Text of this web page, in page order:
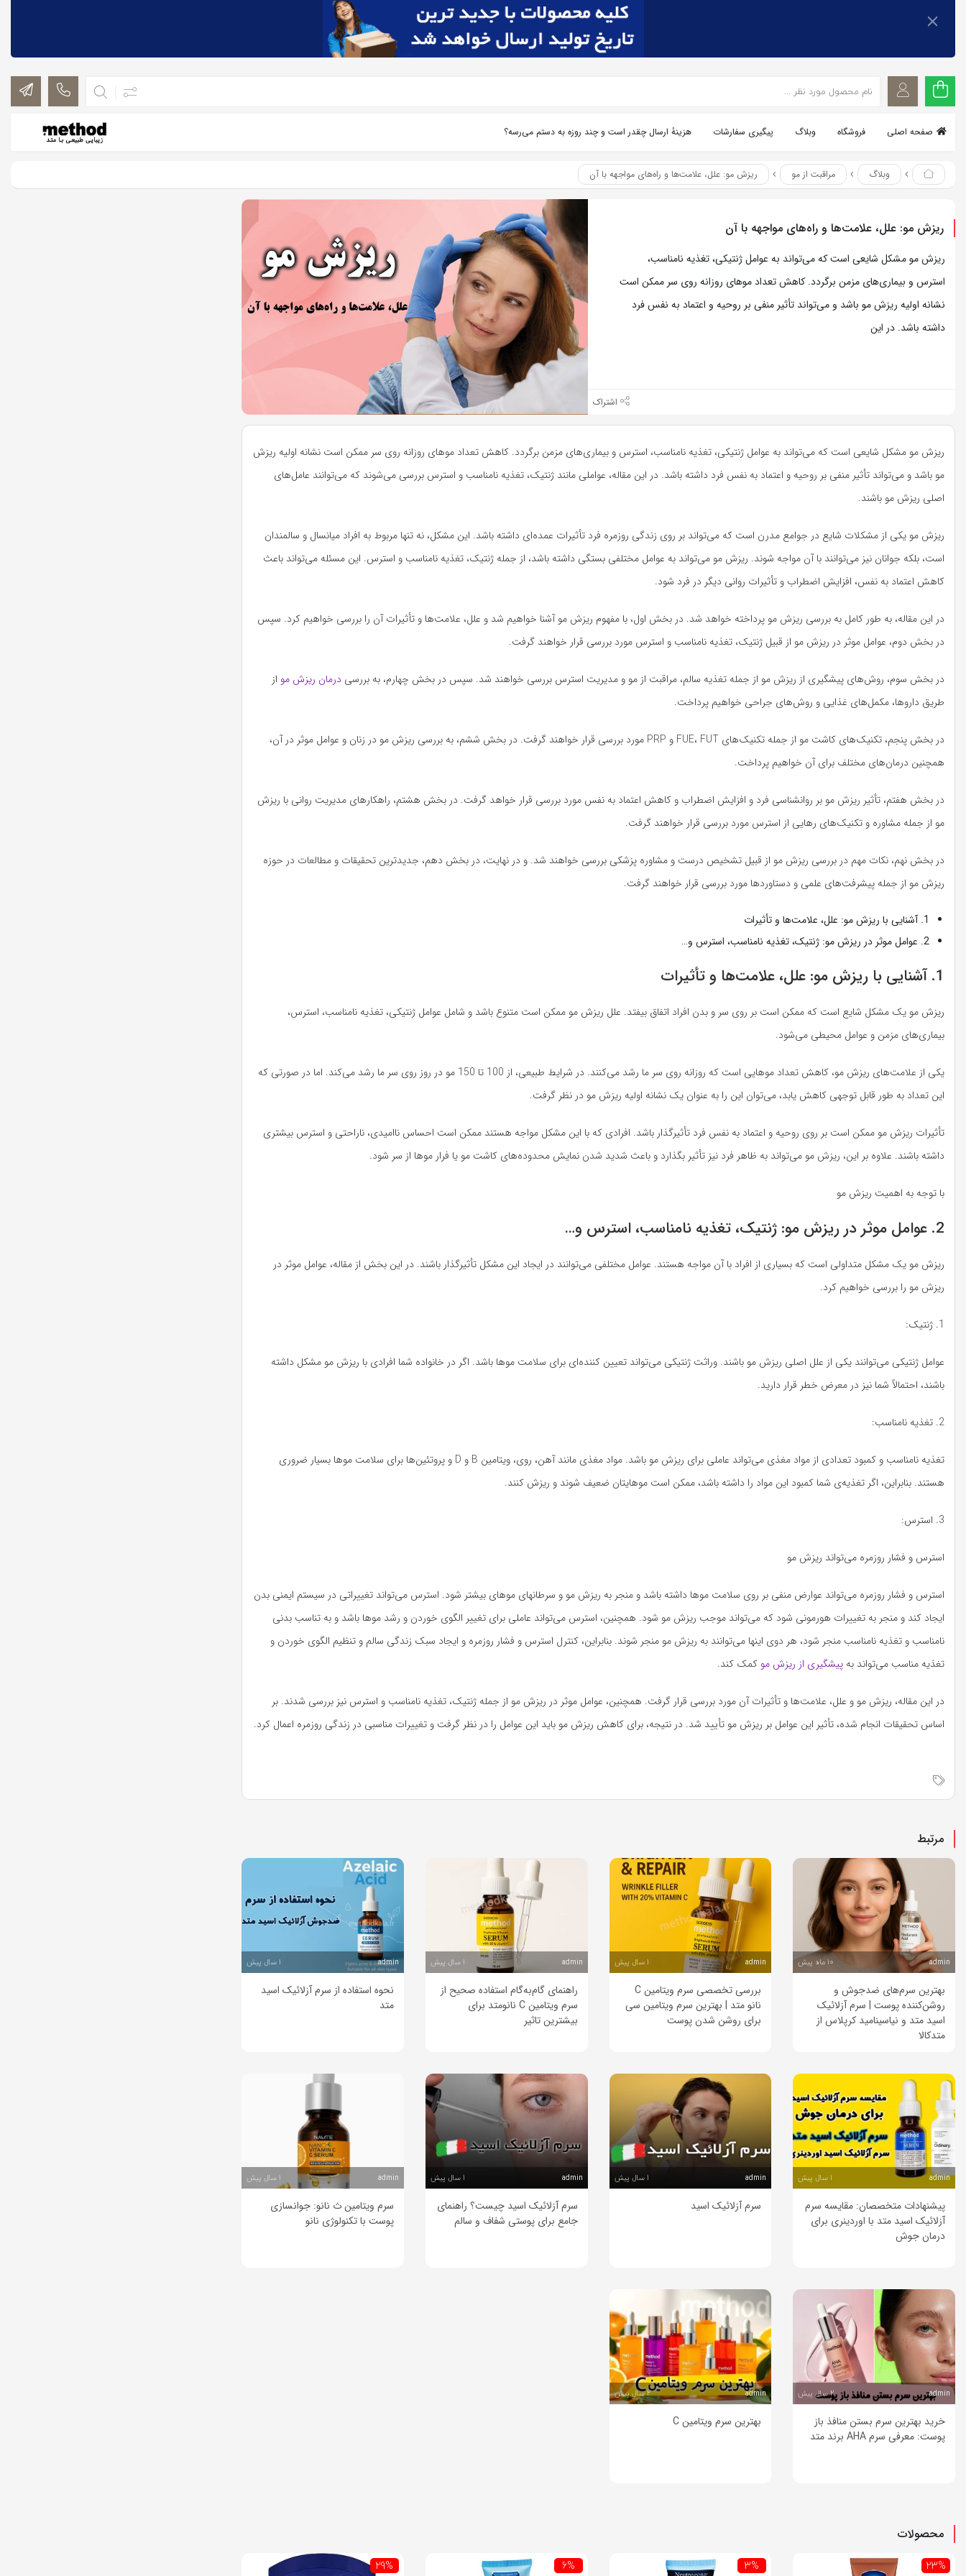
اشتراک گذاری
با استفاده از روش‌های زیر می‌توانید این صفحه را با دوستان خود
به اشتراک بگذارید.
صفحه اصلی
فروشگاه وبلاگ پیگیری سفارشات هزینهٔ ارسال چقدر است و چند روزه به دستم می‌رسه؟
وبلاگ مراقبت از مو ریزش مو: علل، علامت‌ها و راه‌های مواجهه با آن
ریزش مو: علل، علامت‌ها و راه‌های مواجهه با آن
ریزش مو مشکل شایعی است که می‌تواند به عوامل ژنتیکی، تغذیه نامناسب،
استرس و بیماری‌های مزمن برگردد. کاهش تعداد موهای روزانه روی سر ممکن است
نشانه اولیه ریزش مو باشد و می‌تواند تأثیر منفی بر روحیه و اعتماد به نفس فرد
داشته باشد. در این
اشتراک گذاری
با استفاده از روش‌های زیر می‌توانید این صفحه را با دوستان خود به
اشتراک بگذارید.
ریزش مو مشکل شایعی است که می‌تواند به عوامل ژنتیکی، تغذیه نامناسب، استرس و بیماری‌های مزمن برگردد. کاهش تعداد موهای روزانه روی سر ممکن است نشانه اولیه ریزش
مو باشد و می‌تواند تأثیر منفی بر روحیه و اعتماد به نفس فرد داشته باشد. در این مقاله، عواملی مانند ژنتیک، تغذیه نامناسب و استرس بررسی می‌شوند که می‌توانند عامل‌های
اصلی ریزش مو باشند.
ریزش مو یکی از مشکلات شایع در جوامع مدرن است که می‌تواند بر روی زندگی روزمره فرد تأثیرات عمده‌ای داشته باشد. این مشکل، نه تنها مربوط به افراد میانسال و سالمندان
است، بلکه جوانان نیز می‌توانند با آن مواجه شوند. ریزش مو می‌تواند به عوامل مختلفی بستگی داشته باشد، از جمله ژنتیک، تغذیه نامناسب و استرس. این مسئله می‌تواند باعث
کاهش اعتماد به نفس، افزایش اضطراب و تأثیرات روانی دیگر در فرد شود.
در این مقاله، به طور کامل به بررسی ریزش مو پرداخته خواهد شد. در بخش اول، با مفهوم ریزش مو آشنا خواهیم شد و علل، علامت‌ها و تأثیرات آن را بررسی خواهیم کرد. سپس
در بخش دوم، عوامل موثر در ریزش مو از قبیل ژنتیک، تغذیه نامناسب و استرس مورد بررسی قرار خواهند گرفت.
در بخش سوم، روش‌های پیشگیری از ریزش مو از جمله تغذیه سالم، مراقبت از مو و مدیریت استرس بررسی خواهند شد. سپس در بخش چهارم، به بررسی درمان ریزش مو از
طریق داروها، مکمل‌های غذایی و روش‌های جراحی خواهیم پرداخت.
در بخش پنجم، تکنیک‌های کاشت مو از جمله تکنیک‌های FUE، FUT و PRP مورد بررسی قرار خواهند گرفت. در بخش ششم، به بررسی ریزش مو در زنان و عوامل موثر در آن،
همچنین درمان‌های مختلف برای آن خواهیم پرداخت.
در بخش هفتم، تأثیر ریزش مو بر روانشناسی فرد و افزایش اضطراب و کاهش اعتماد به نفس مورد بررسی قرار خواهد گرفت. در بخش هشتم، راهکارهای مدیریت روانی با ریزش
مو از جمله مشاوره و تکنیک‌های رهایی از استرس مورد بررسی قرار خواهند گرفت.
در بخش نهم، نکات مهم در بررسی ریزش مو از قبیل تشخیص درست و مشاوره پزشکی بررسی خواهند شد. و در نهایت، در بخش دهم، جدیدترین تحقیقات و مطالعات در حوزه
ریزش مو از جمله پیشرفت‌های علمی و دستاوردها مورد بررسی قرار خواهند گرفت.
1. آشنایی با ریزش مو: علل، علامت‌ها و تأثیرات
2. عوامل موثر در ریزش مو: ژنتیک، تغذیه نامناسب، استرس و…
1. آشنایی با ریزش مو: علل، علامت‌ها و تأثیرات
ریزش مو یک مشکل شایع است که ممکن است بر روی سر و بدن افراد اتفاق بیفتد. علل ریزش مو ممکن است متنوع باشد و شامل عوامل ژنتیکی، تغذیه نامناسب، استرس،
بیماری‌های مزمن و عوامل محیطی می‌شود.
یکی از علامت‌های ریزش مو، کاهش تعداد موهایی است که روزانه روی سر ما رشد می‌کنند. در شرایط طبیعی، از 100 تا 150 مو در روز روی سر ما رشد می‌کند. اما در صورتی که
این تعداد به طور قابل توجهی کاهش یابد، می‌توان این را به عنوان یک نشانه اولیه ریزش مو در نظر گرفت.
تأثیرات ریزش مو ممکن است بر روی روحیه و اعتماد به نفس فرد تأثیرگذار باشد. افرادی که با این مشکل مواجه هستند ممکن است احساس ناامیدی، ناراحتی و استرس بیشتری
داشته باشند. علاوه بر این، ریزش مو می‌تواند به ظاهر فرد نیز تأثیر بگذارد و باعث شدید شدن نمایش محدوده‌های کاشت مو یا فرار موها از سر شود.
با توجه به اهمیت ریزش مو
2. عوامل موثر در ریزش مو: ژنتیک، تغذیه نامناسب، استرس و…
ریزش مو یک مشکل متداولی است که بسیاری از افراد با آن مواجه هستند. عوامل مختلفی می‌توانند در ایجاد این مشکل تأثیرگذار باشند. در این بخش از مقاله، عوامل موثر در
ریزش مو را بررسی خواهیم کرد.
1. ژنتیک:
عوامل ژنتیکی می‌توانند یکی از علل اصلی ریزش مو باشند. وراثت ژنتیکی می‌تواند تعیین کننده‌ای برای سلامت موها باشد. اگر در خانواده شما افرادی با ریزش مو مشکل داشته
باشند، احتمالاً شما نیز در معرض خطر قرار دارید.
2. تغذیه نامناسب:
تغذیه نامناسب و کمبود تعدادی از مواد مغذی می‌تواند عاملی برای ریزش مو باشد. مواد مغذی مانند آهن، روی، ویتامین B و D و پروتئین‌ها برای سلامت موها بسیار ضروری
هستند. بنابراین، اگر تغذیه‌ی شما کمبود این مواد را داشته باشد، ممکن است موهایتان ضعیف شوند و ریزش کنند.
3. استرس:
استرس و فشار روزمره می‌تواند ریزش مو
استرس و فشار روزمره می‌تواند عوارض منفی بر روی سلامت موها داشته باشد و منجر به ریزش مو و سرطانهای موهای بیشتر شود. استرس می‌تواند تغییراتی در سیستم ایمنی بدن
ایجاد کند و منجر به تغییرات هورمونی شود که می‌تواند موجب ریزش مو شود. همچنین، استرس می‌تواند عاملی برای تغییر الگوی خوردن و رشد موها باشد و به تناسب بدنی
نامناسب و تغذیه نامناسب منجر شود، هر دوی اینها می‌توانند به ریزش مو منجر شوند. بنابراین، کنترل استرس و فشار روزمره و ایجاد سبک زندگی سالم و تنظیم الگوی خوردن و
تغذیه مناسب می‌تواند به پیشگیری از ریزش مو کمک کند.
در این مقاله، ریزش مو و علل، علامت‌ها و تأثیرات آن مورد بررسی قرار گرفت. همچنین، عوامل موثر در ریزش مو از جمله ژنتیک، تغذیه نامناسب و استرس نیز بررسی شدند. بر
اساس تحقیقات انجام شده، تأثیر این عوامل بر ریزش مو تأیید شد. در نتیجه، برای کاهش ریزش مو باید این عوامل را در نظر گرفت و تغییرات مناسبی در زندگی روزمره اعمال کرد.
مرتبط
admin 10 ماه پیش
بهترین سرم‌های ضدجوش و
روشن‌کننده پوست | سرم آزلائیک
اسید متد و نیاسینامید کرپلاس از
متدکالا
admin 1 سال پیش
بررسی تخصصی سرم ویتامین C
نانو متد | بهترین سرم ویتامین سی
برای روشن شدن پوست
admin 1 سال پیش
راهنمای گام‌به‌گام استفاده صحیح از
سرم ویتامین C نانو‌متد برای
بیشترین تاثیر
admin 1 سال پیش
نحوه استفاده از سرم آزلائیک اسید
متد
admin 1 سال پیش
پیشنهادات متخصصان: مقایسه سرم
آزلائیک اسید متد با اوردینری برای
درمان جوش
admin 1 سال پیش
سرم آزلائیک اسید
admin 1 سال پیش
سرم آزلائیک اسید چیست؟ راهنمای
جامع برای پوستی شفاف و سالم
admin 1 سال پیش
سرم ویتامین ث نانو: جوانسازی
پوست با تکنولوژی نانو
admin 2 سال پیش
خرید بهترین سرم بستن منافذ باز
پوست: معرفی سرم AHA برند متد
admin 2 سال پیش
بهترین سرم ویتامین C
محصولات
23%
3%
6%
29%